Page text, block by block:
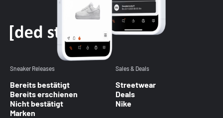
Sneaker Releases
Bereits bestätigt
Bereits erschienen
Nicht bestätigt
Marken
Sales & Deals
Streetwear
Deals
Nike